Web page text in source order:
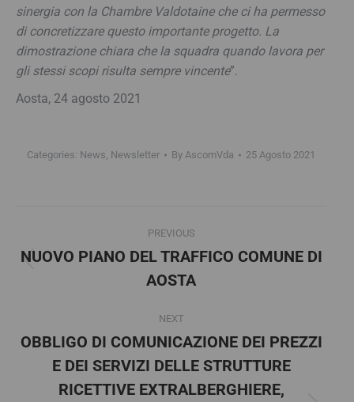
sinergia con la Chambre Valdotaine che ci ha permesso
di concretizzare questo importante progetto. La
dimostrazione chiara che la squadra quando lavora per
gli stessi scopi risulta sempre vincente”.
Aosta, 24 agosto 2021
Categories: News Newsletter By AscomVda 25 Agosto 2021
navigation
PREVIOUS
post:
NUOVO PIANO DEL TRAFFICO COMUNE DI
AOSTA
NEXT
OBBLIGO DI COMUNICAZIONE DEI PREZZI
E DEI SERVIZI DELLE STRUTTURE
RICETTIVE EXTRALBERGHIERE,